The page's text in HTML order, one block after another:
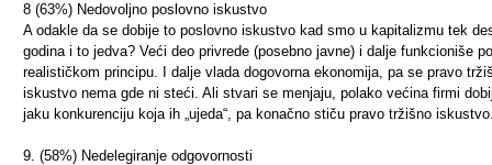
8 (63%) Nedovoljno poslovno iskustvo
A odakle da se dobije to poslovno iskustvo kad smo u kapitalizmu tek
godina i to jedva? Veći deo privrede (posebno javne) i dalje funkcioniše
realističkom principu. I dalje vlada dogovorna ekonomija, pa se pravo
iskustvo nema gde ni steći. Ali stvari se menjaju, polako većina firmi
jaku konkurenciju koja ih „ujeda“, pa konačno stiču pravo tržišno
9. (58%) Nedelegiranje odgovornosti